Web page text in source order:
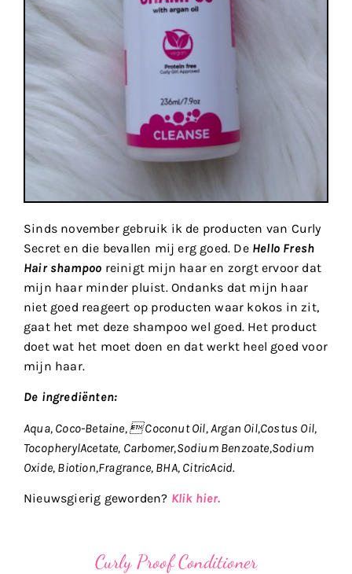
Sinds november gebruik ik de producten van Curly
Secret en die bevallen mij erg goed. De Hello Fresh
Hair shampoo reinigt mijn haar en zorgt ervoor dat
mijn haar minder pluist. Ondanks dat mijn haar
niet goed reageert op producten waar kokos in zit,
gaat het met deze shampoo wel goed. Het product
doet wat het moet doen en dat werkt heel goed voor
mijn haar.
De ingrediënten:
Aqua, Coco-Betaine,  Coconut Oil, Argan Oil,Costus Oil,
TocopherylAcetate, Carbomer,Sodium Benzoate,Sodium
Oxide, Biotion,Fragrance, BHA, CitricAcid.
Nieuwsgierig geworden? Klik hier.
Curly Proof Conditioner